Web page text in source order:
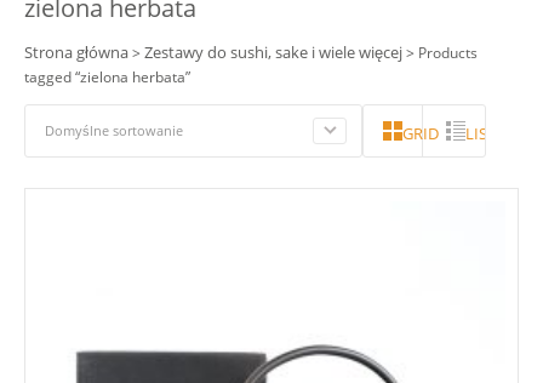
zielona herbata
Strona główna> Zestawy do sushi, sake i wiele więcej> Products
tagged “zielona herbata”
Domyślne sortowanie GRID LISTA